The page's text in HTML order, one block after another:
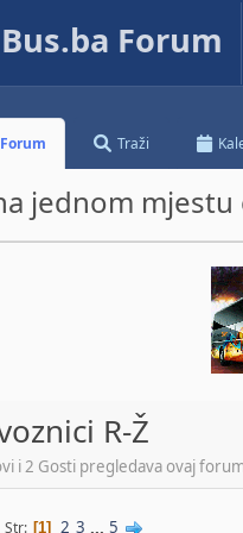
Forum
Forum Traži
jednom
R-Ž
i 2 Gosti pregledava ovaj
Str 1 2 3 ... 5